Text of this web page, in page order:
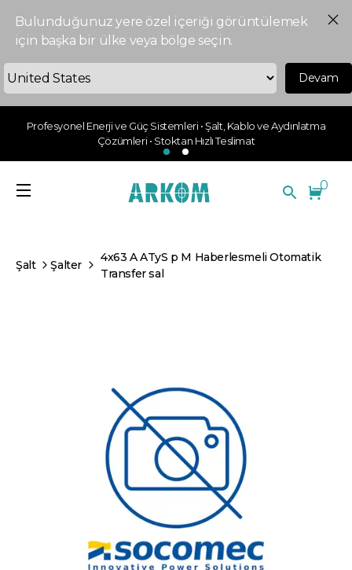
Bulunduğunuz yere özel içeriği görüntülemek
için başka bir ülke veya bölge seçin.
Devam
Profesyonel Enerji ve Güç Sistemleri • Şalt, Kablo ve Aydınlatma
Çözümleri • Stoktan Hızlı Teslimat
0
Şalt Şalter
4x63 A ATyS p M Haberlesmeli Otomatik
Transfer sal